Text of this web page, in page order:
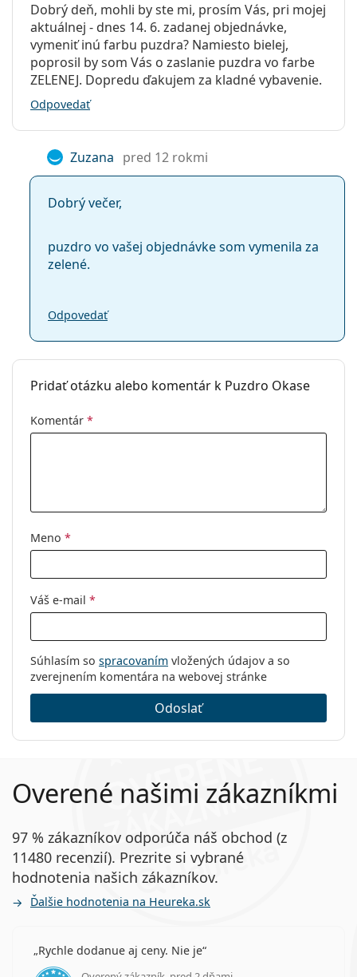
Dobrý deň, mohli by ste mi, prosím Vás, pri mojej
aktuálnej - dnes 14. 6. zadanej objednávke,
vymeniť inú farbu puzdra? Namiesto bielej,
poprosil by som Vás o zaslanie puzdra vo farbe
ZELENEJ. Dopredu ďakujem za kladné vybavenie.
Odpovedať
Zuzana pred 12 rokmi
Dobrý večer,
puzdro vo vašej objednávke som vymenila za
zelené.
Odpovedať
Pridať otázku alebo komentár k Puzdro Okase
Komentár *
Meno *
Váš e-mail *
Súhlasím so spracovaním vložených údajov a so
zverejnením komentára na webovej stránke
Odoslať
Overené našimi zákazníkmi
97 % zákazníkov odporúča náš obchod (z
11480 recenzií). Prezrite si vybrané
hodnotenia našich zákazníkov.
Ďalšie hodnotenia na Heureka.sk
Rychle dodanue aj ceny. Nie je